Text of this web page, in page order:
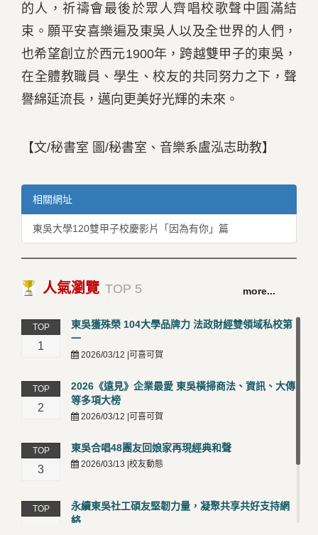
的人，祈禱會最後於眾人齊唱校歌聲中圓滿結
束。願平安喜樂遍及東吳人以及全世界的人們，
也希望創立於西元1900年，跨越雙甲子的東吳，
在全體教職員、學生、校友的共同努力之下，聲
譽綿延流長，邁向更美好光輝的未來。
【文/秘書室 圖/秘書室、音樂系盧泓志助教】
相關網址
東吳大學120雙甲子校慶影片「因為有你」篇
人氣瀏覽 TOP 5 more...
TOP
1
東吳獲殊榮 104大學品牌力 法政財經雙領域私校第
一
2026/03/12 |可喜可賀
TOP
2
2026《遠見》企業最愛 東吳橫掃商法、資訊、大傳
等多項大榜
2026/03/12 |可喜可賀
TOP
3
東吳合唱48團友回娘家再現經典和聲
2026/03/13 |校友動態
TOP
永續東吳社工碩友堅韌力量，凝聚共享共好支持網
絡